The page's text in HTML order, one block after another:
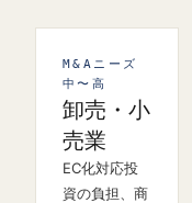
M&Aニーズ
中〜高
卸売・小
売業
EC化対応投
資の負担、商